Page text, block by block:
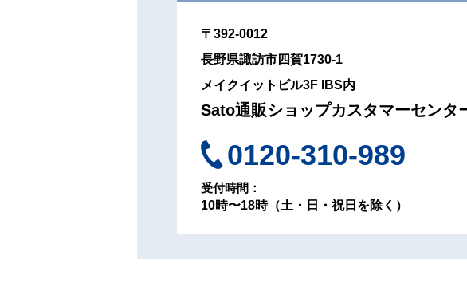
〒392-0012
長野県諏訪市四賀1730-1
メイクイットビル3F IBS内
Sato通販ショップカスタマーセンタ
0120-310-989
受付時間：
10時〜18時（土・日・祝日を除く）